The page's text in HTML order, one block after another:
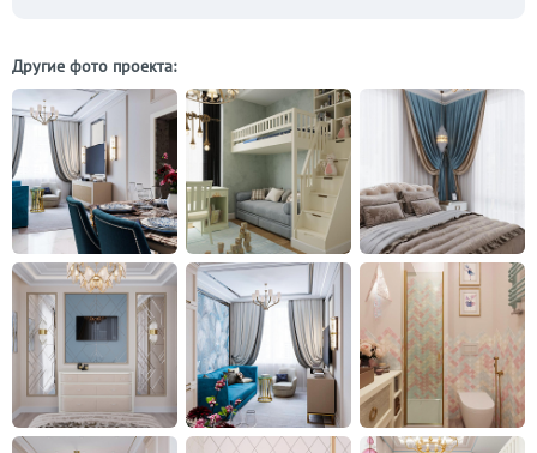
Другие фото проекта: